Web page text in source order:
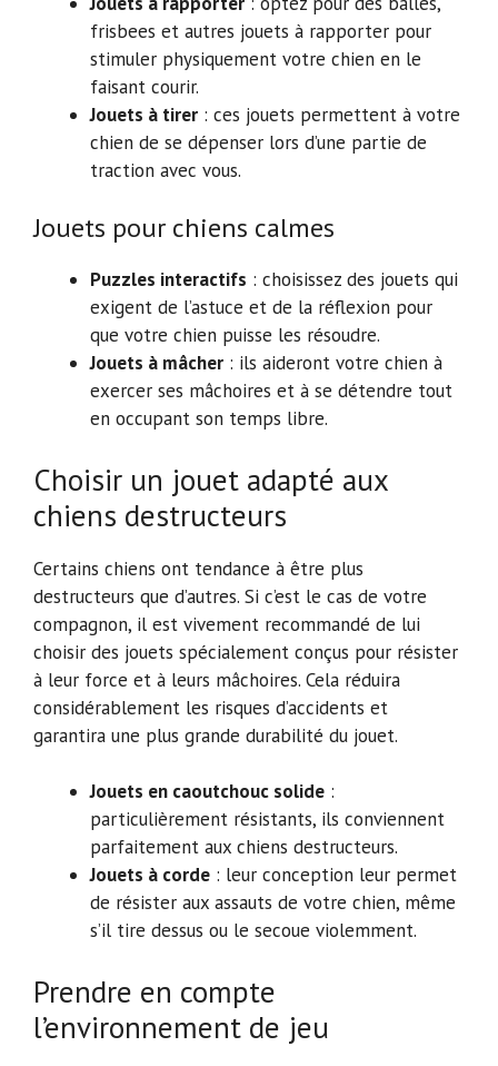
frisbees et autres jouets à rapporter pour
stimuler physiquement votre chien en le
faisant courir.
Jouets à tirer : ces jouets permettent à votre
chien de se dépenser lors d’une partie de
traction avec vous.
Jouets pour chiens calmes
Puzzles interactifs : choisissez des jouets qui
exigent de l’astuce et de la réflexion pour
que votre chien puisse les résoudre.
Jouets à mâcher : ils aideront votre chien à
exercer ses mâchoires et à se détendre tout
en occupant son temps libre.
Choisir un jouet adapté aux
chiens destructeurs
Certains chiens ont tendance à être plus
destructeurs que d’autres. Si c’est le cas de votre
compagnon, il est vivement recommandé de lui
choisir des jouets spécialement conçus pour résister
à leur force et à leurs mâchoires. Cela réduira
considérablement les risques d’accidents et
garantira une plus grande durabilité du jouet.
Jouets en caoutchouc solide :
particulièrement résistants, ils conviennent
parfaitement aux chiens destructeurs.
Jouets à corde : leur conception leur permet
de résister aux assauts de votre chien, même
s’il tire dessus ou le secoue violemment.
Prendre en compte
l’environnement de jeu